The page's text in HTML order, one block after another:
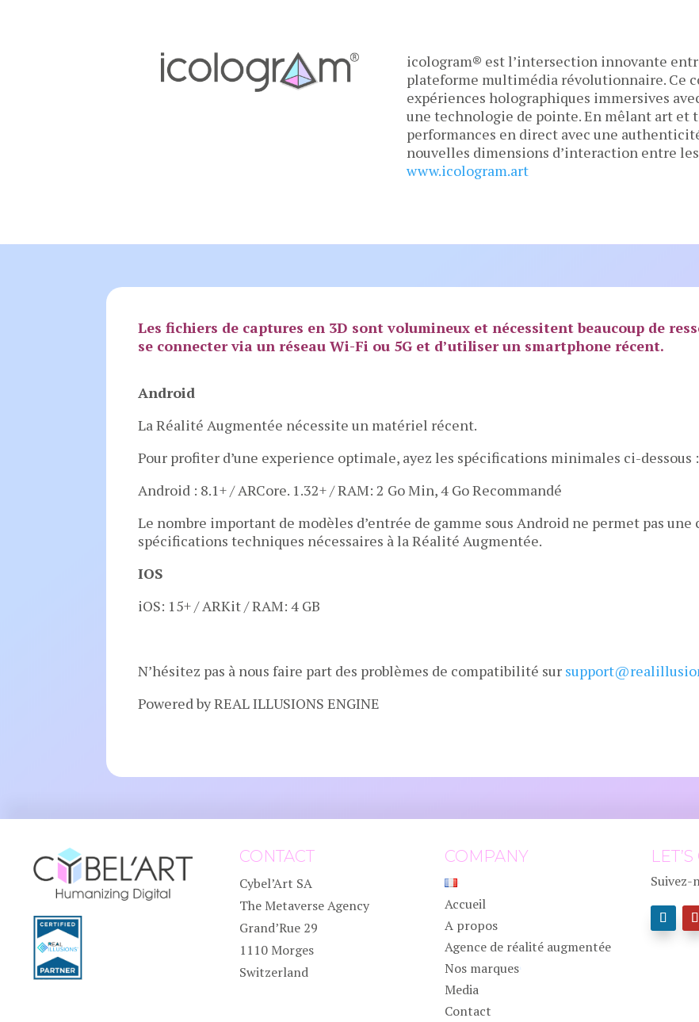
icologram® est l’intersection innovante
plateforme multimédia révolutionnaire. Ce
expériences holographiques immersives
une technologie de pointe. En mêlant art
performances en direct avec une
nouvelles dimensions d’interaction entre
www.icologram.art
Les fichiers de captures en 3D sont volumineux et nécessitent beaucoup de
se connecter via un réseau Wi-Fi ou 5G et d’utiliser un smartphone récent.
Android
La Réalité Augmentée nécessite un matériel récent.
Pour profiter d’une experience optimale, ayez les spécifications minimales ci-dessous :
Android : 8.1+ / ARCore. 1.32+ / RAM: 2 Go Min, 4 Go Recommandé
Le nombre important de modèles d’entrée de gamme sous Android ne permet pas
spécifications techniques nécessaires à la Réalité Augmentée.
IOS
iOS: 15+ / ARKit / RAM: 4 GB
N’hésitez pas à nous faire part des problèmes de compatibilité sur
Powered by REAL ILLUSIONS ENGINE
CONTACT
Cybel’Art SA
The Metaverse Agency
Grand’Rue 29
1110 Morges
Switzerland
COMPANY
Accueil
A propos
Agence de réalité augmentée
Nos marques
Media
Contact
Suivez-